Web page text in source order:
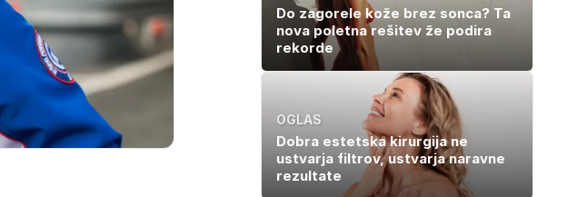
Do zagorele kože brez sonca? Ta
nova poletna rešitev že podira
rekorde
OGLAS
Dobra estetska kirurgija ne
ustvarja filtrov, ustvarja naravne
rezultate